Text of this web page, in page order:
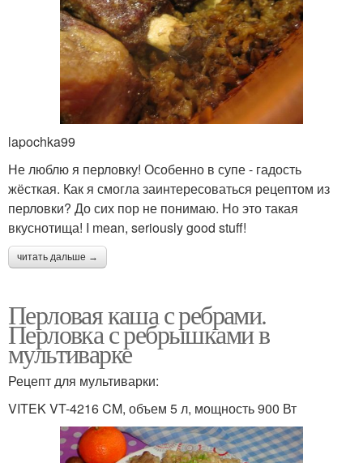
lapochka99
Не люблю я перловку! Особенно в супе - гадость
жёсткая. Как я смогла заинтересоваться рецептом из
перловки? До сих пор не понимаю. Но это такая
вкуснотища! I mean, seriously good stuff!
читать дальше →
Перловая каша с ребрами.
Перловка с ребрышками в
мультиварке
Рецепт для мультиварки:
VITEK VT-4216 CM, объем 5 л, мощность 900 Вт